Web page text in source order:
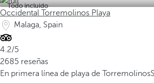
Todo incluido
Occidental Torremolinos Playa
Malaga, Spain
4.2/5
2685 reseñas
En primera línea de playa de Torremolinos